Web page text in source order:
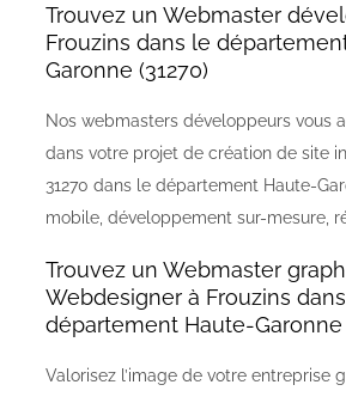
Trouvez un Webmaster
Frouzins dans le
Garonne (31270)
Nos webmasters développeurs vous
dans votre projet de création de site
31270 dans le département Haute-
mobile, développement sur-mesure,
Trouvez un Webmaster
Webdesigner à Frouzins
département Haute-Garonne
Valorisez l’image de votre entreprise